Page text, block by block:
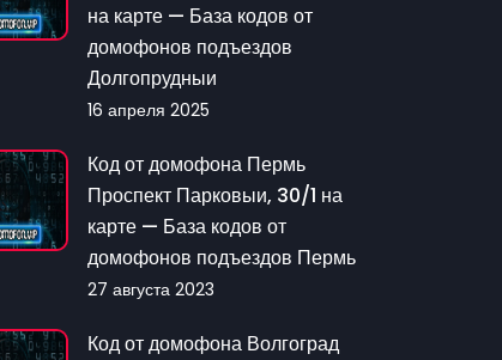
на карте — База кодов от
домофонов подъездов
Долгопрудныи
16 апреля 2025
Код от домофона Пермь
Проспект Парковыи, 30/1 на
карте — База кодов от
домофонов подъездов Пермь
27 августа 2023
Код от домофона Волгоград